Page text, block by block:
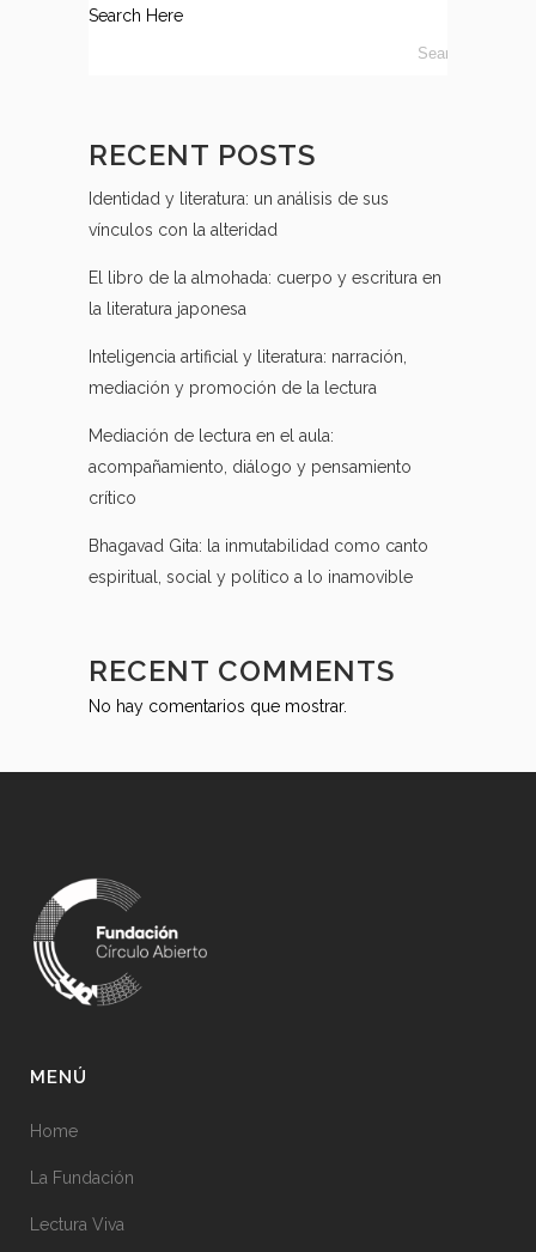
Search Here
RECENT POSTS
Identidad y literatura: un análisis de sus
vínculos con la alteridad
El libro de la almohada: cuerpo y escritura en
la literatura japonesa
Inteligencia artificial y literatura: narración,
mediación y promoción de la lectura
Mediación de lectura en el aula:
acompañamiento, diálogo y pensamiento
crítico
Bhagavad Gita: la inmutabilidad como canto
espiritual, social y político a lo inamovible
RECENT COMMENTS
No hay comentarios que mostrar.
MENÚ
Home
La Fundación
Lectura Viva